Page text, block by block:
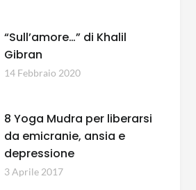
“Sull’amore…” di Khalil
Gibran
14 Febbraio 2020
8 Yoga Mudra per liberarsi
da emicranie, ansia e
depressione
3 Aprile 2017